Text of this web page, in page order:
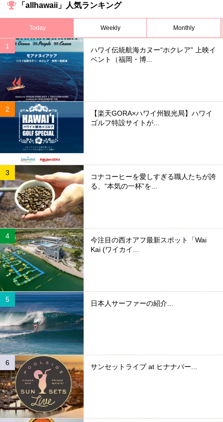
「allhawaii」人気ランキング
Today Weekly Monthly
ハワイ伝統航海カヌー“ホクレア” 上映イ
ベント（福岡・博...
【楽天GORA×ハワイ州観光局】ハワイ
ゴルフ特設サイトが...
コナコーヒーを愛しすぎる職人たちが誇
る、“本気の一杯”を...
今注目の西オアフ最新スポット「Wai
Kai (ワイカイ...
日本人サーファーの紹介...
サンセットライブ at ヒナナバー...